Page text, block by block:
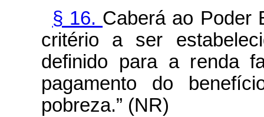
§ 16. Caberá ao Poder
critério a ser
definido para a renda
pagamento do
pobreza.” (NR)